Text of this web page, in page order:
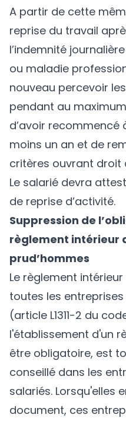
A partir de cette
reprise du travail
l’indemnité
ou maladie
nouveau percevoir
pendant au
d’avoir recommencé
moins un an et de
critères ouvrant droit
Le salarié devra
de reprise d’activité.
Suppression de
règlement intérieur
prud’hommes
Le règlement
toutes les
(article L1311-2 du
l'établissement d'un
être obligatoire, est
conseillé dans les
salariés. Lorsqu'elles
document, ces